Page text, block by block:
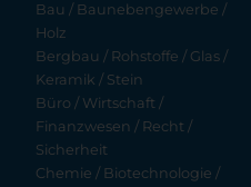
Bau / Baunebengewerbe /
Holz
Bergbau / Rohstoffe / Glas /
Keramik / Stein
Büro / Wirtschaft /
Finanzwesen / Recht /
Sicherheit
Chemie / Biotechnologie /